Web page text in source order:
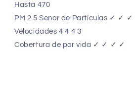
Hasta 470
PM 2.5 Senor de Partículas ✓ ✓ ✓
Velocidades 4 4 4 3
Cobertura de por vida ✓ ✓ ✓ ✓